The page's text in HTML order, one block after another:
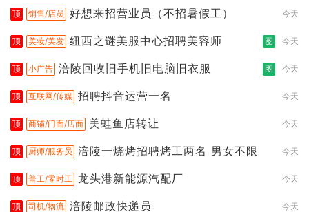
顶 销售/店员 好想来招营业员（不招暑假工） 今天
顶 美妆/美发 纽西之谜美服中心招聘美容师 图 今天
顶 小广告 涪陵回收旧手机旧电脑旧衣服 图 今天
顶 互联网/传媒 招聘抖音运营一名 今天
顶 商铺/门面/店面 美蛙鱼店转让 今天
顶 厨师/服务员 涪陵一烧烤招聘烤工两名 男女不限 今天
顶 普工/零时工 龙头港新能源汽配厂 今天
顶 司机/物流 涪陵邮政快递员 今天